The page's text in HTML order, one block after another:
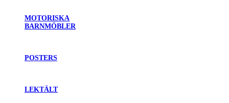
MOTORISKA
BARNMÖBLER
POSTERS
LEKTÄLT